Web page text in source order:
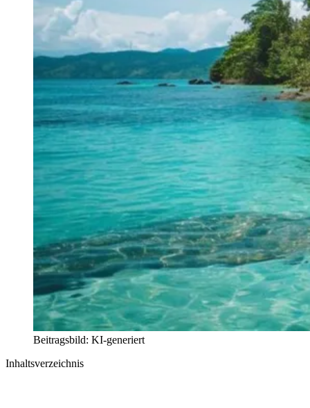
Beitragsbild: KI-generiert
Inhaltsverzeichnis